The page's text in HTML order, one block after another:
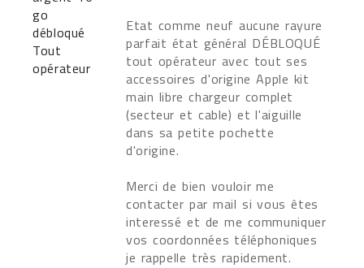
Etat comme neuf aucune rayure
parfait état général DÉBLOQUÉ
tout opérateur avec tout ses
accessoires d'origine Apple kit
main libre chargeur complet
(secteur et cable) et l'aiguille
dans sa petite pochette
d'origine.
Merci de bien vouloir me
contacter par mail si vous êtes
interessé et de me communiquer
vos coordonnées téléphoniques
je rappelle très rapidement.